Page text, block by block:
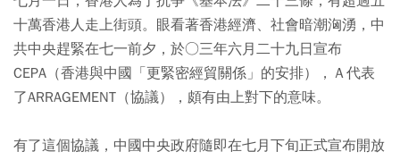
十萬香港人走上街頭。眼看著香港經濟、社會暗潮洶湧，中
共中央趕緊在七一前夕，於○三年六月二十九日宣布
CEPA（香港與中國「更緊密經貿關係」的安排），Ａ代表
了ARRAGEMENT（協議），頗有由上對下的意味。
有了這個協議，中國中央政府隨即在七月下旬正式宣布開放